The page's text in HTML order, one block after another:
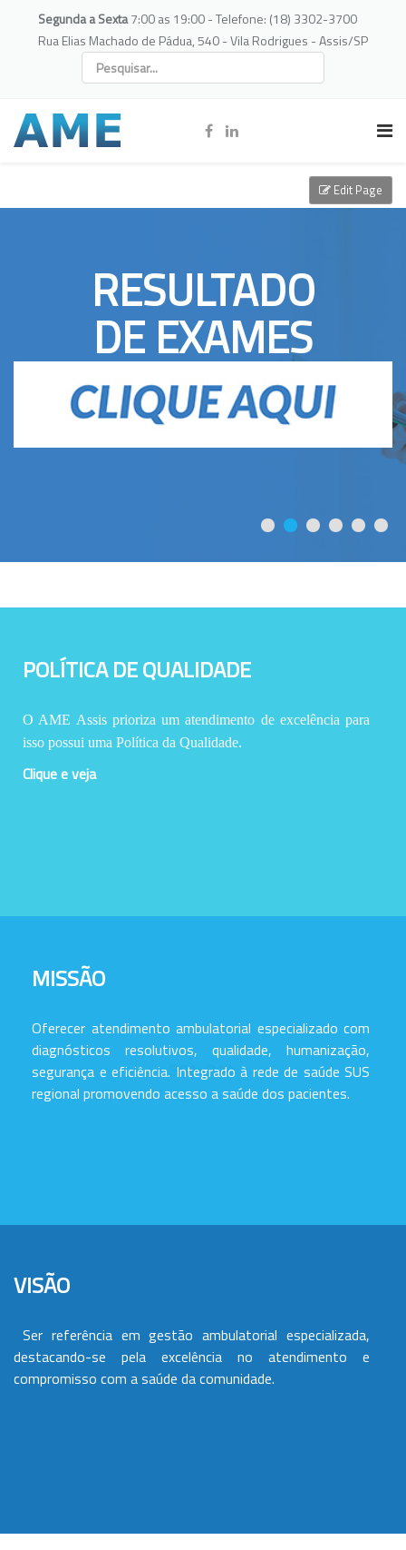
Segunda a Sexta7:00 as 19:00 - Telefone: (18) 3302-3700
Rua Elias Machado de Pádua, 540 - Vila Rodrigues - Assis/SP
RESULTADO
DE EXAMES
POLÍTICA DE QUALIDADE
O AME Assis prioriza um atendimento de excelência para
isso possui uma Política da Qualidade.
Clique e veja
MISSÃO
Oferecer atendimento ambulatorial especializado com
diagnósticos resolutivos, qualidade, humanização,
segurança e eficiência. Integrado à rede de saúde SUS
regional promovendo acesso a saúde dos pacientes.
VISÃO
Ser referência em gestão ambulatorial especializada,
destacando-se pela excelência no atendimento e
compromisso com a saúde da comunidade.
Edit Page